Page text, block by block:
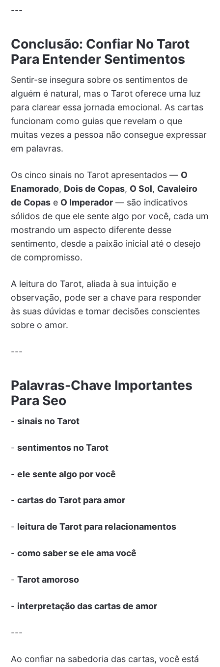
---
Conclusão: Confiar No Tarot
Para Entender Sentimentos
Sentir-se insegura sobre os sentimentos de
alguém é natural, mas o Tarot oferece uma luz
para clarear essa jornada emocional. As cartas
funcionam como guias que revelam o que
muitas vezes a pessoa não consegue expressar
em palavras.
Os cinco sinais no Tarot apresentados — O
Enamorado, Dois de Copas, O Sol, Cavaleiro
de Copase O Imperador— são indicativos
sólidos de que ele sente algo por você, cada um
mostrando um aspecto diferente desse
sentimento, desde a paixão inicial até o desejo
de compromisso.
A leitura do Tarot, aliada à sua intuição e
observação, pode ser a chave para responder
às suas dúvidas e tomar decisões conscientes
sobre o amor.
---
Palavras-Chave Importantes
Para Seo
- sinais no Tarot
- sentimentos no Tarot
- ele sente algo por você
- cartas do Tarot para amor
- leitura de Tarot para relacionamentos
- como saber se ele ama você
- Tarot amoroso
- interpretação das cartas de amor
---
Ao confiar na sabedoria das cartas, você está